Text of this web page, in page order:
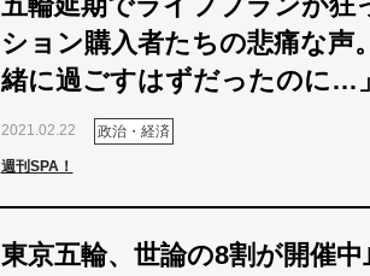
ション購入者たちの悲痛な声
緒に過ごすはずだったのに…」
2021.02.22 政治・経済
週刊SPA！
東京五輪、世論の8割が開催